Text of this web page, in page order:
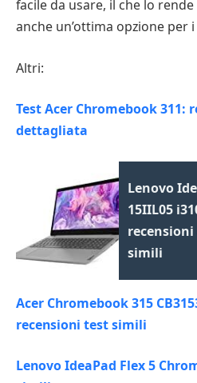
facile da usare, il che lo
anche un’ottima opzione per
Altri:
Test Acer Chromebook 311:
dettagliata
Lenovo
15IIL05
simili
Acer Chromebook 315
recensioni test simili
Lenovo IdeaPad Flex 5